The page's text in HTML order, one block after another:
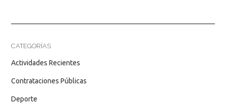
CATEGORÍAS
Actividades Recientes
Contrataciones Públicas
Deporte